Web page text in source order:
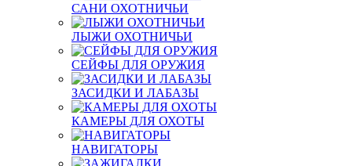
САНИ ОХОТНИЧЬИ
ЛЫЖИ ОХОТНИЧЬИ
СЕЙФЫ ДЛЯ ОРУЖИЯ
ЗАСИДКИ И ЛАБАЗЫ
КАМЕРЫ ДЛЯ ОХОТЫ
НАВИГАТОРЫ